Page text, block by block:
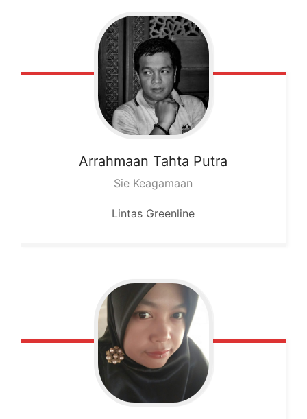
Arrahmaan Tahta Putra
Sie Keagamaan
Lintas Greenline